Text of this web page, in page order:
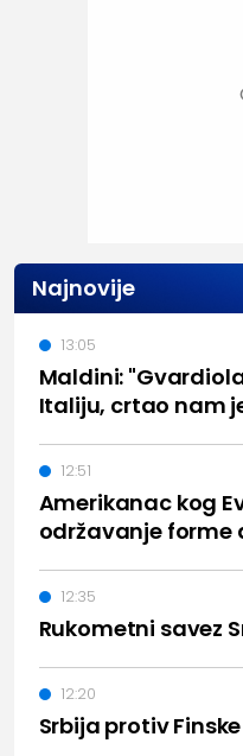
Najnovije
Maldini:
Italiju, crtao nam
13:05
Amerikanac kog
održavanje forme
12:51
Rukometni savez
12:35
Srbija protiv
12:20